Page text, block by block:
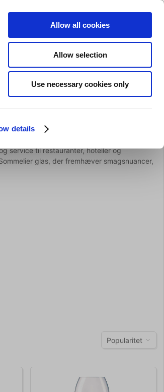
details
Allow all cookies
Allow selection
Use necessary cookies only
Indkøbskurv (0)
Tilbud Brands Slibning
service til restauranter, hoteller og
glas, der fremhæver smagsnuancer,
Popularitet